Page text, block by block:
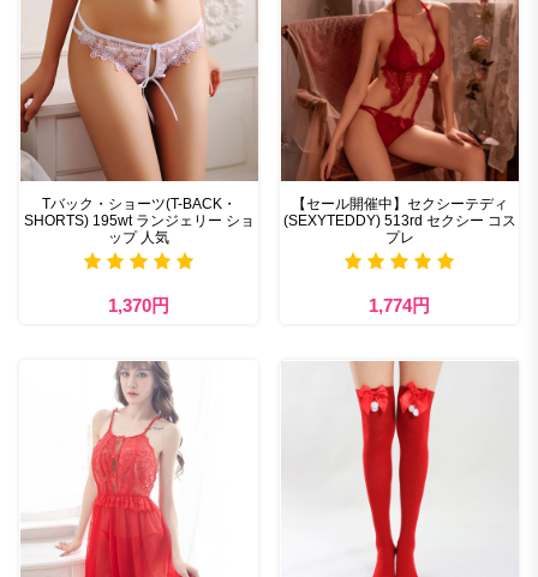
Tバック・ショーツ(T-BACK・
SHORTS) 195wt ランジェリー ショ
ップ 人気
1,370円
【セール開催中】セクシーテディ
(SEXYTEDDY) 513rd セクシー コス
プレ
1,774円